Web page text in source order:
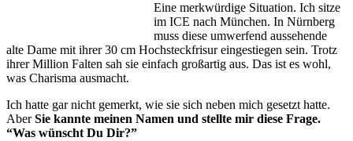
Eine merkwürdige Situation. Ich sitze
im ICE nach München. In Nürnberg
muss diese umwerfend aussehende
alte Dame mit ihrer 30 cm Hochsteckfrisur eingestiegen sein. Trotz
ihrer Million Falten sah sie einfach großartig aus. Das ist es wohl,
was Charisma ausmacht.
Ich hatte gar nicht gemerkt, wie sie sich neben mich gesetzt hatte.
AberSie kannte meinen Namen und stellte mir diese Frage.
“Was wünscht Du Dir?”